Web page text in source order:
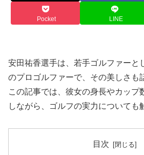
Pocket LINE
安田祐香選手は、若手ゴルファーと
のプロゴルファーで、その美しさも
この記事では、彼女の身長やカップ
しながら、ゴルフの実力についても
目次